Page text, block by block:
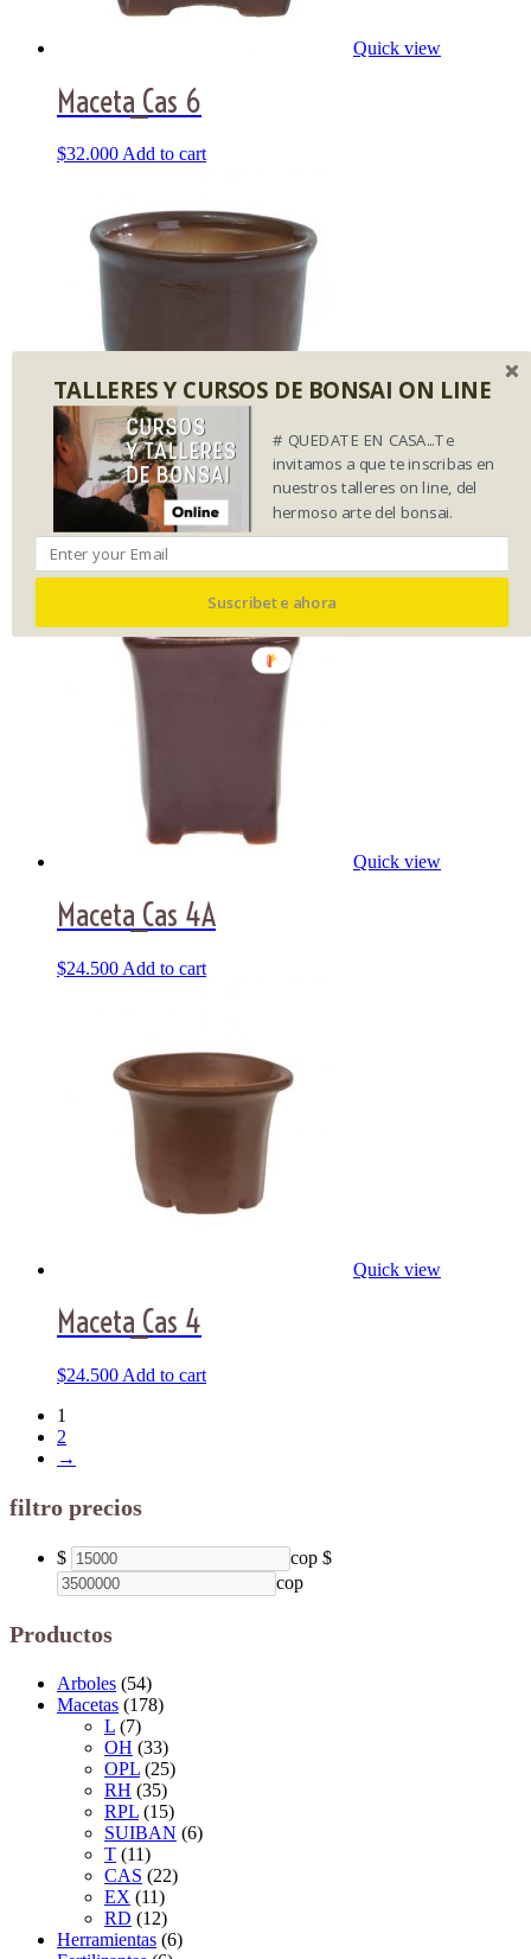
Quick view
Maceta_Cas 6
$32.000 Add to cart
Quick view
Maceta_Cas 5
$32.000Add to cart
Quick view
Maceta_Cas 4A
$24.500 Add to cart
Quick view
Maceta_Cas 4
$24.500 Add to cart
1
2
→
filtro precios
$ cop $
cop
Productos
Arboles (54)
Macetas (178)
L (7)
OH (33)
OPL (25)
RH (35)
RPL (15)
SUIBAN (6)
T (11)
CAS (22)
EX (11)
RD (12)
Herramientas (6)
TALLERES Y CURSOS DE BONSAI ON LINE
# QUEDATE EN CASA...Te
invitamos a que te inscribas en
nuestros talleres on line, del
hermoso arte del bonsai.
Suscribete ahora